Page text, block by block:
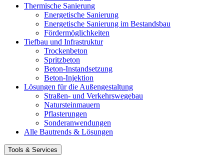
Thermische Sanierung
Energetische Sanierung
Energetische Sanierung im Bestandsbau
Fördermöglichkeiten
Tiefbau und Infrastruktur
Trockenbeton
Spritzbeton
Beton-Instandsetzung
Beton-Injektion
Lösungen für die Außengestaltung
Straßen- und Verkehrswegebau
Natursteinmauern
Pflasterungen
Sonderanwendungen
Alle Bautrends & Lösungen
Tools & Services